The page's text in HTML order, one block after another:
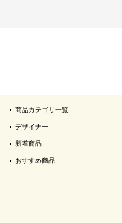
商品カテゴリ一覧
デザイナー
新着商品
おすすめ商品